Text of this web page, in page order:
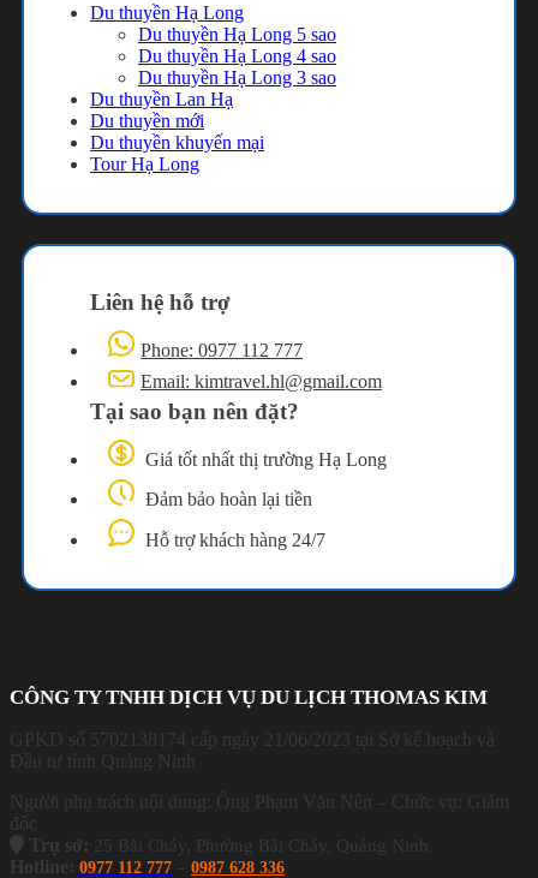
Du thuyền Hạ Long
Du thuyền Hạ Long 5 sao
Du thuyền Hạ Long 4 sao
Du thuyền Hạ Long 3 sao
Du thuyền Lan Hạ
Du thuyền mới
Du thuyền khuyến mại
Tour Hạ Long
Liên hệ hỗ trợ
Phone: 0977 112 777
Email: kimtravel.hl@gmail.com
Tại sao bạn nên đặt?
Giá tốt nhất thị trường Hạ Long
Đảm bảo hoàn lại tiền
Hỗ trợ khách hàng 24/7
CÔNG TY TNHH DỊCH VỤ DU LỊCH THOMAS KIM
GPKD số 5702138174 cấp ngày 21/06/2023 tại Sở kế hoạch và
Đầu tư tỉnh Quảng Ninh
Người phụ trách nội dung: Ông Phạm Văn Nên – Chức vụ: Giám
đốc
Trụ sở:
25 Bãi Cháy, Phường Bãi Cháy, Quảng Ninh
Hotline: 0977 112 777 0987 628 336